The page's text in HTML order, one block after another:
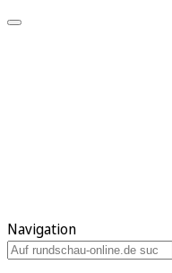
Navigation